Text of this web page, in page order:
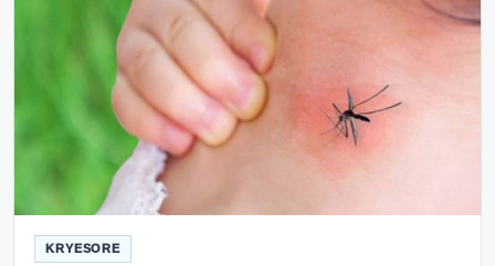
KRYESORE